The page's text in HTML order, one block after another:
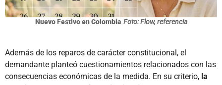
Nuevo Festivo en Colombia Foto: Flow, referencia
Además de los reparos de carácter constitucional, el
demandante planteó cuestionamientos relacionados con las
consecuencias económicas de la medida. En su criterio, la